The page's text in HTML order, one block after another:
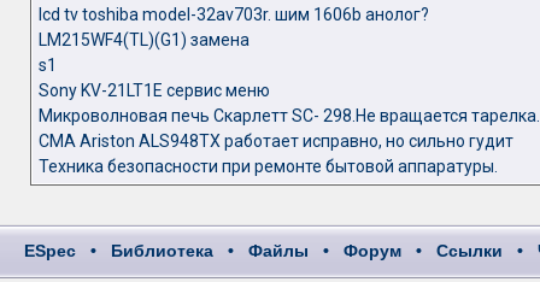
lcd tv toshiba model-32av703r. шим 1606b анолог?
LM215WF4(TL)(G1) замена
s1
Sony KV-21LT1E сервис меню
Микроволновая печь Скарлетт SC- 298.Не вращается тарелка.
СМА Ariston ALS948TX работает исправно, но сильно гудит
Техника безопасности при ремонте бытовой аппаратуры.
ESpec • Библиотека • Файлы • Форум • Ссылки •